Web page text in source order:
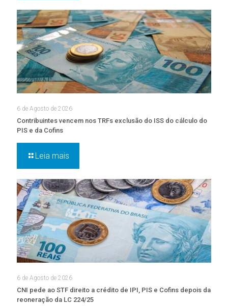
6 de Agosto de 2026
Contribuintes vencem nos TRFs exclusão do ISS do cálculo do
PIS e da Cofins
Leia mais
6 de Agosto de 2026
CNI pede ao STF direito a crédito de IPI, PIS e Cofins depois da
reoneração da LC 224/25